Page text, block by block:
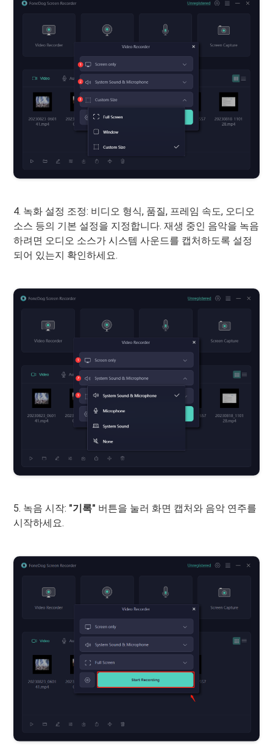
4. 녹화 설정 조정: 비디오 형식, 품질, 프레임 속도, 오디오
소스 등의 기본 설정을 지정합니다. 재생 중인 음악을 녹음
하려면 오디오 소스가 시스템 사운드를 캡처하도록 설정
되어 있는지 확인하세요.
5. 녹음 시작: "기록" 버튼을 눌러 화면 캡처와 음악 연주를
시작하세요.